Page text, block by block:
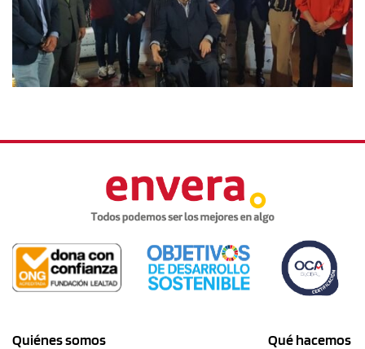
Quiénes somos
Qué hacemos